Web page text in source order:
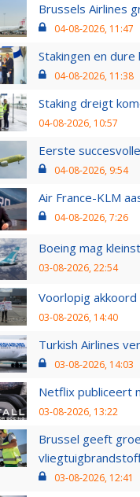
Brussels Airlines
04-08-2026, 11:47
Stakingen en
04-08-2026, 11:38
Staking dreigt
04-08-2026, 10:57
Eerste
04-08-2026, 9:54
Air France-KLM
04-08-2026, 7:26
Boeing mag
03-08-2026, 22:54
Voorlopig
03-08-2026, 14:40
Turkish Airlines
03-08-2026, 14:03
Netflix publiceert
03-08-2026, 13:22
Brussel geeft
03-08-2026, 12:41